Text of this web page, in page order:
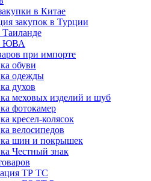
в Китае
закупок в Турции
Таиланде
ЮВА
при импорте
обуви
одежды
духов
меховых изделий и шуб
фотокамер
кресел-колясок
велосипедов
шин и покрышек
Честный знак
ТР ТС